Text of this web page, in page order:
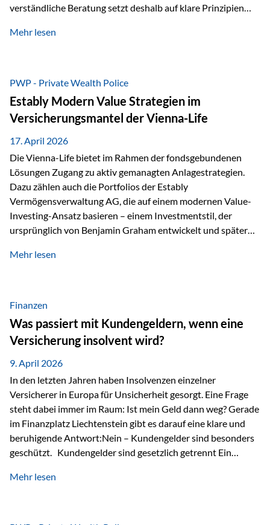
verständliche Beratung setzt deshalb auf klare Prinzipien
fünf zentrale Faktoren: eine saubere Struktur, breite
diesem Thema liefern unter anderem die praxisnahen
Ansätze von Finanzexperte Klaus Rost, der seit vielen Jahren
für eine verständliche und…
Mehr lesen
PWP - Private Wealth Police
Estably Modern Value Strategien im
Versicherungsmantel der Vienna-Life
17. April 2026
Die Vienna-Life bietet im Rahmen der fondsgebundenen
Lösungen Zugang zu aktiv gemanagten Anlagestrategien.
Dazu zählen auch die Portfolios der Estably
Vermögensverwaltung AG, die auf einem modernen Value-
Investing-Ansatz basieren – einem Investmentstil, der
ursprünglich von Benjamin Graham entwickelt und später
Modernes Value Investing als Grundlage Der
Fokus stehen Unternehmen, deren Börsenkurs unter ihrem
inneren Wert liegt. Neben klassischen
Bewertungskennzahlen werden auch qualitative Faktoren
wie Geschäftsmodell, Wettbewerbsvorteile und
Managementqualität…
Mehr lesen
Finanzen
Was passiert mit Kundengeldern, wenn eine
Versicherung insolvent wird?
9. April 2026
In den letzten Jahren haben Insolvenzen einzelner
Versicherer in Europa für Unsicherheit gesorgt. Eine Frage
steht dabei immer im Raum: Ist mein Geld dann weg? Gerade
im Finanzplatz Liechtenstein gibt es darauf eine klare und
beruhigende Antwort:Nein – Kundengelder sind besonders
geschützt. Kundengelder sind gesetzlich getrennt Ein
sogenannte Sondermasse. Das bedeutet:Die
Mehr lesen